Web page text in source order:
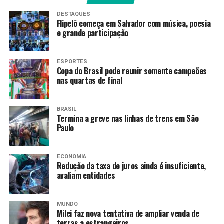
pic.twitter.com/31flDoZBc0
— Fluminense F.C.
(@FluminenseFC)
2026
Quem também não teve vida fácil para se classificar foi o
Cruzeiro, que derrotou o Goiás por 1 a 0, em pleno
estádio do Mineirão, para avançar. O único gol da
partida foi marcado aos 31 minutos do primeiro tempo
pelo atacante Kaio Jorge em cobrança de pênalti.
Fim de jogo e 𝗢
𝗖𝗥𝗨𝗭𝗘𝗜𝗥𝗢 𝗔𝗩𝗔𝗡𝗖̧𝗔
𝗣𝗔𝗥𝗔 𝗔𝗦 𝗢𝗜𝗧𝗔𝗩𝗔𝗦
DESTAQUES
Flipelô começa em Salvador com música, poesia
e grande participação
ESPORTES
Copa do Brasil pode reunir somente campeões
nas quartas de final
BRASIL
Termina a greve nas linhas de trens em São
Paulo
ECONOMIA
Redução da taxa de juros ainda é insuficiente,
avaliam entidades
MUNDO
Milei faz nova tentativa de ampliar venda de